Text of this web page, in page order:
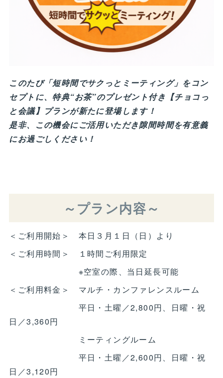
このたび「短時間でサクっとミーティング」をコン
セプトに、特典“お茶”のプレゼント付き【チョコっ
と会議】プランが新たに登場します！
是非、この機会にご活用いただき隙間時間を有意義
にお過ごしください！
～プラン内容～
＜ご利用開始＞ 本日３月１日（日）より
＜ご利用時間＞ １時間ご利用限定
※空室の際、当日延長可能
＜ご利用料金＞ マルチ・カンファレンスルーム
平日・土曜／2,800円、日曜・祝
日／3,360円
ミーティングルーム
平日・土曜／2,600円、日曜・祝
日／3,120円